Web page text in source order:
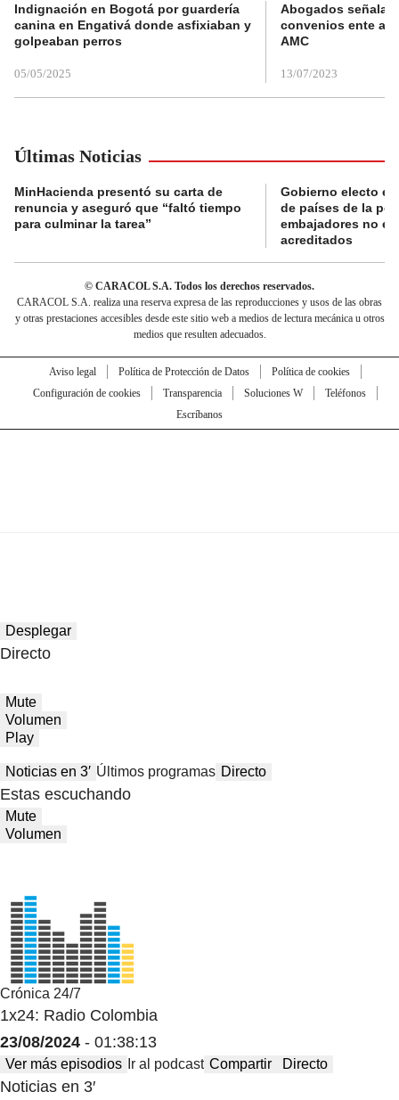
Indignación en Bogotá por guardería
canina en Engativá donde asfixiaban y
golpeaban perros
05/05/2025
Abogados
convenios ente
AMC
13/07/2023
Últimas Noticias
MinHacienda presentó su carta de
renuncia y aseguró que “faltó tiempo
para culminar la tarea”
Gobierno electo
de países de la
embajadores no
acreditados
© CARACOL S.A. Todos los derechos reservados.
CARACOL S.A. realiza una reserva expresa de las reproducciones y usos de las obras
y otras prestaciones accesibles desde este sitio web a medios de lectura mecánica u otros
medios que resulten adecuados.
Aviso legal Política de Protección de Datos
Política de cookies
Configuración de cookies
Transparencia Soluciones W
Teléfonos
Escríbanos
Desplegar
Directo
Mute
Volumen
Play
Noticias en 3′ Últimos programas Directo
Estas escuchando
Mute
Volumen
Crónica 24/7
1x24: Radio Colombia
23/08/2024 - 01:38:13
Ver más episodios Ir al podcast Compartir Directo
Noticias en 3′